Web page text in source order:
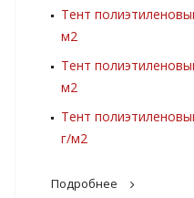
Тент
м2
Тент
м2
Тент
г/м2
Подробнее